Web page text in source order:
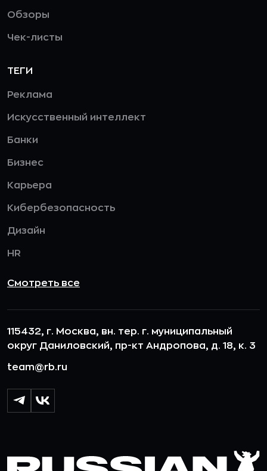
Обзоры
Чек-листы
ТЕГИ
Реклама
Искусственный интеллект
Банки
Бизнес
Карьера
Кибербезопасность
Дизайн
HR
Смотреть все
115432, г. Москва, вн. тер. г. муниципальный
округ Даниловский, пр-кт Андропова, д. 18, к. 3
team@rb.ru